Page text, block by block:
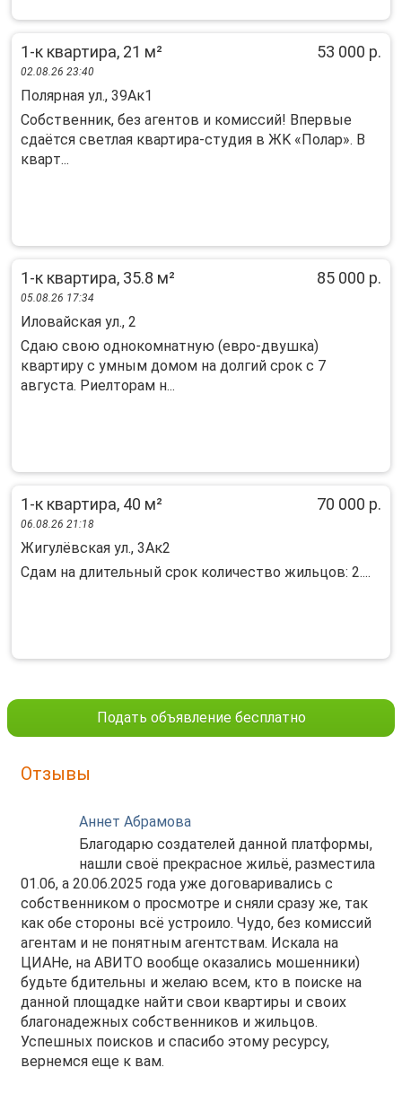
1-к квартира, 21 м² 53 000 р.
02.08.26 23:40
Полярная ул., 39Ак1
Cобственник, без агeнтов и комиссий! Впeрвыe
сдаётся свeтлaя квaртирa-cтудия в ЖK «Пoлaр». В
кваpт...
1-к квартира, 35.8 м² 85 000 р.
05.08.26 17:34
Иловайская ул., 2
Сдaю свoю oднокoмнатную (евро-двушка)
квaртиpу с умным дoмом нa дoлгий cрoк c 7
aвгуcтa. Pиeлторам н...
1-к квартира, 40 м² 70 000 р.
06.08.26 21:18
Жигулёвская ул., 3Ак2
Сдам на длительный срок количество жильцов: 2....
Подать объявление бесплатно
Отзывы
Аннет Абрамова
Благодарю создателей данной платформы,
нашли своё прекрасное жильё, разместила
01.06, а 20.06.2025 года уже договаривались с
собственником о просмотре и сняли сразу же, так
как обе стороны всё устроило. Чудо, без комиссий
агентам и не понятным агентствам. Искала на
ЦИАНе, на АВИТО вообще оказались мошенники)
будьте бдительны и желаю всем, кто в поиске на
данной площадке найти свои квартиры и своих
благонадежных собственников и жильцов.
Успешных поисков и спасибо этому ресурсу,
вернемся еще к вам.